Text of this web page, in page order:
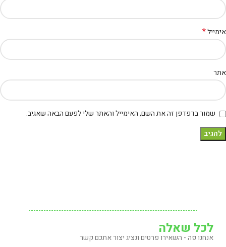
אימייל*
אתר
שמור בדפדפן זה את השם, האימייל והאתר שלי לפעם הבאה שאגיב.
לכל שאלה
אנחנו פה - השאירו פרטים ונציג יצור אתכם קשר